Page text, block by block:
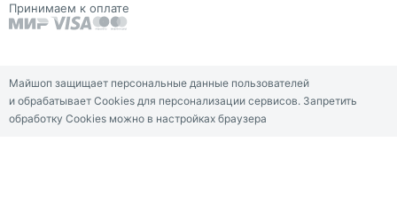
Принимаем к оплате
Майшоп защищает персональные данные пользователей
и обрабатывает Cookies для персонализации сервисов. Запретить
обработку Cookies можно в настройках браузера